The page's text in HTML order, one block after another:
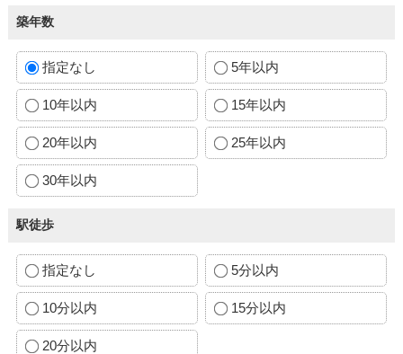
築年数
指定なし 5年以内
10年以内 15年以内
20年以内 25年以内
30年以内
駅徒歩
指定なし 5分以内
10分以内 15分以内
20分以内